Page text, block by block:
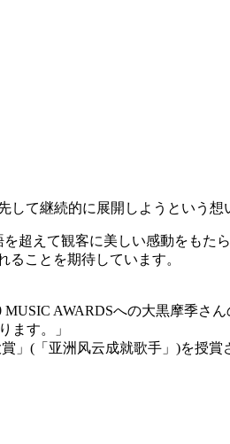
て継続的に展開しようという想
えて観客に美しい感動をもた
ることを期待しています。
AWARDSへの大黒摩季さ
ます。」
(「亚洲风云成就歌手」)を授